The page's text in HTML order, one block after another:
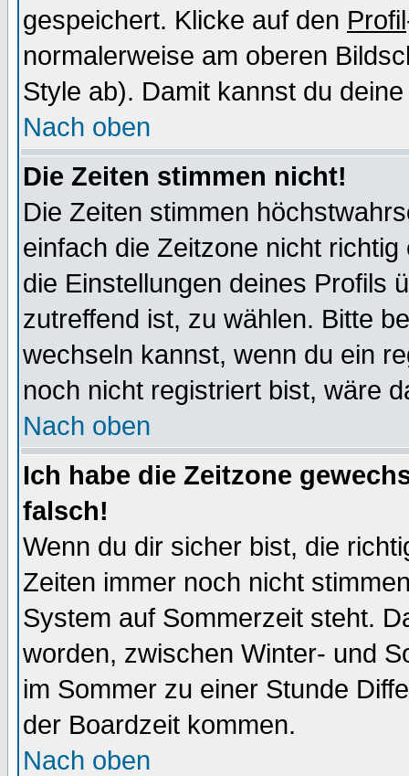
gespeichert. Klicke auf den Profil
normalerweise am oberen
Style ab). Damit kannst du
Nach oben
Die Zeiten stimmen nicht!
Die Zeiten stimmen
einfach die Zeitzone nicht
die Einstellungen deines Profils
zutreffend ist, zu wählen. Bitte
wechseln kannst, wenn du ein
noch nicht registriert bist, wäre
Nach oben
Ich habe die Zeitzone
falsch!
Wenn du dir sicher bist, die
Zeiten immer noch nicht
System auf Sommerzeit steht.
worden, zwischen Winter- und
im Sommer zu einer Stunde
der Boardzeit kommen.
Nach oben